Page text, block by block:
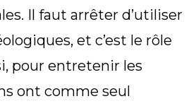
Il faut arrêter d’utiliser
et c’est le rôle
pour entretenir les
ont comme seul